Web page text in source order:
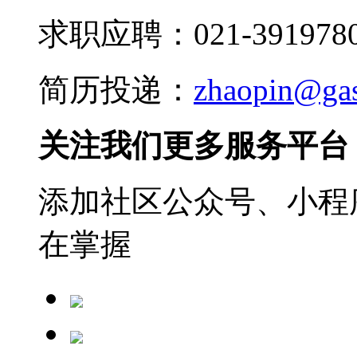
求职应聘：021-
简历投递：
关注我们更多服务平台
添加社区公众号、小
在掌握